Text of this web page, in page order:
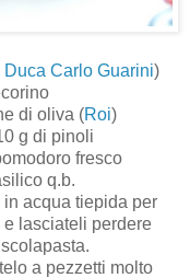
Carlo Guarini)
di oliva (Roi)
g di pinoli
fresco
q.b.
acqua tiepida per
lasciateli perdere
a pezzetti molto